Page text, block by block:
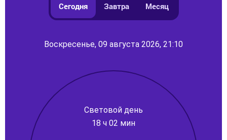
Сегодня Завтра Месяц
Воскресенье, 09 августа 2026, 21:10
Световой день
18 ч 02 мин